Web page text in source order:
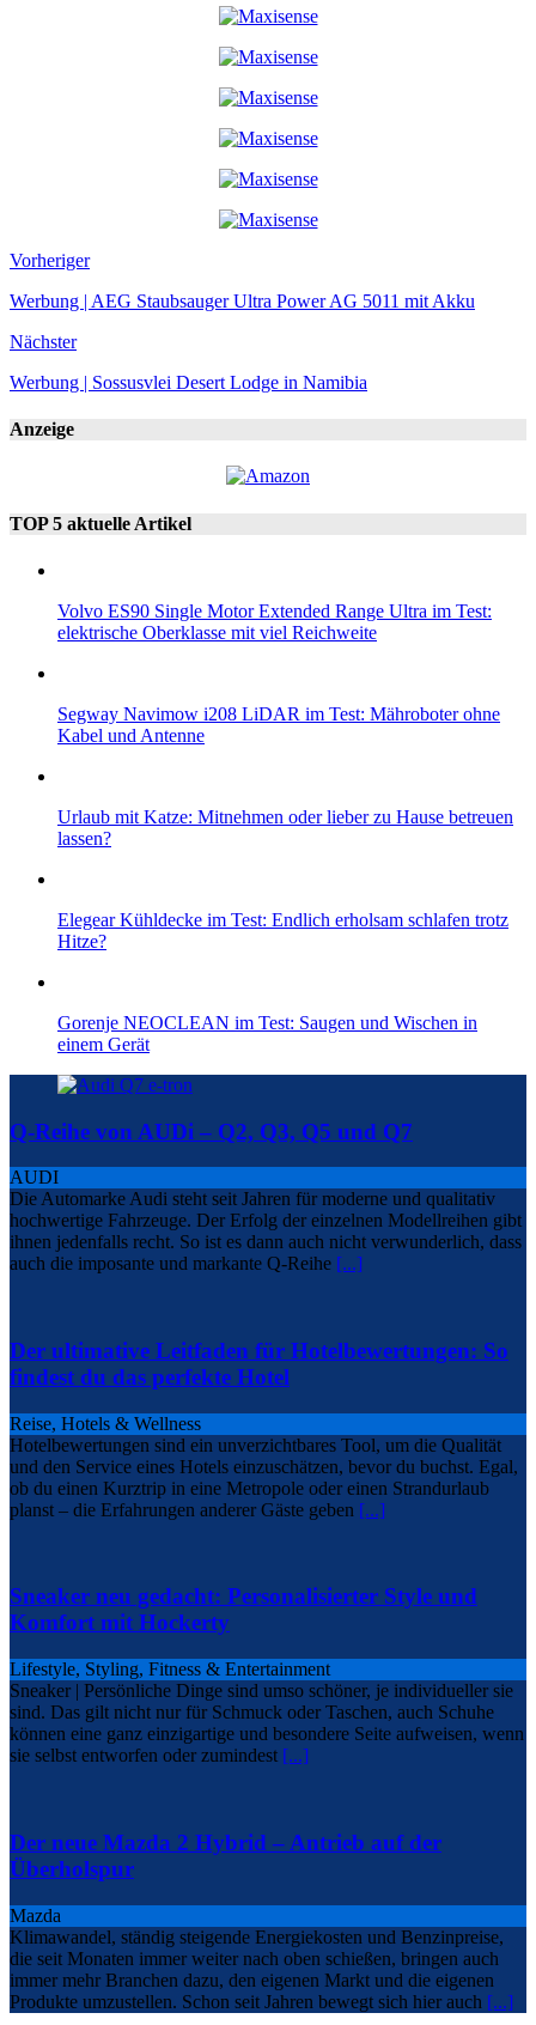
Vorheriger
Werbung | AEG Staubsauger Ultra Power AG 5011 mit Akku
Nächster
Werbung | Sossusvlei Desert Lodge in Namibia
Anzeige
TOP 5 aktuelle Artikel
Volvo ES90 Single Motor Extended Range Ultra im Test:
elektrische Oberklasse mit viel Reichweite
Segway Navimow i208 LiDAR im Test: Mähroboter ohne
Kabel und Antenne
Urlaub mit Katze: Mitnehmen oder lieber zu Hause betreuen
lassen?
Elegear Kühldecke im Test: Endlich erholsam schlafen trotz
Hitze?
Gorenje NEOCLEAN im Test: Saugen und Wischen in
einem Gerät
Q-Reihe von AUDi – Q2, Q3, Q5 und Q7
AUDI
Die Automarke Audi steht seit Jahren für moderne und qualitativ
hochwertige Fahrzeuge. Der Erfolg der einzelnen Modellreihen gibt
ihnen jedenfalls recht. So ist es dann auch nicht verwunderlich, dass
auch die imposante und markante Q-Reihe [...]
Der ultimative Leitfaden für Hotelbewertungen: So
findest du das perfekte Hotel
Reise, Hotels & Wellness
Hotelbewertungen sind ein unverzichtbares Tool, um die Qualität
und den Service eines Hotels einzuschätzen, bevor du buchst. Egal,
ob du einen Kurztrip in eine Metropole oder einen Strandurlaub
planst – die Erfahrungen anderer Gäste geben [...]
Sneaker neu gedacht: Personalisierter Style und
Komfort mit Hockerty
Lifestyle, Styling, Fitness & Entertainment
Sneaker | Persönliche Dinge sind umso schöner, je individueller sie
sind. Das gilt nicht nur für Schmuck oder Taschen, auch Schuhe
können eine ganz einzigartige und besondere Seite aufweisen, wenn
sie selbst entworfen oder zumindest [...]
Der neue Mazda 2 Hybrid – Antrieb auf der
Überholspur
Mazda
Klimawandel, ständig steigende Energiekosten und Benzinpreise,
die seit Monaten immer weiter nach oben schießen, bringen auch
immer mehr Branchen dazu, den eigenen Markt und die eigenen
Produkte umzustellen. Schon seit Jahren bewegt sich hier auch [...]